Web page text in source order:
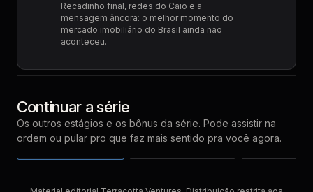
Recadinho final, redes do Caio e a
mensagem âncora: o melhor momento do
mercado imobiliário do Brasil ainda não
aconteceu.
Continuar a série
Os outros estágios e os bônus da série. Pode assistir na
ordem ou pular pro que faz mais sentido pra você agora.
Em Validação
com Leonardo
Belisario
ASSISTIR AGORA
com Álvaro Barreto
Rezende
ASSISTIR AGORA
Recorrente
com Caio Castro
ASSISTIR